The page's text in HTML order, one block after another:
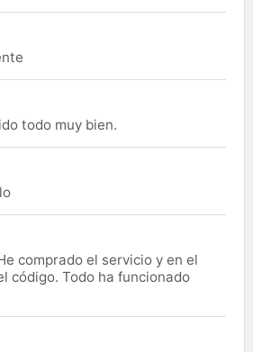
todo muy bien.
comprado el servicio y en el
código. Todo ha funcionado